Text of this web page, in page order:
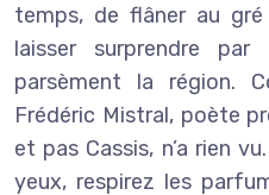
temps, de flâner au
laisser surprendre
parsèment la région.
Frédéric Mistral, poète
et pas Cassis, n’a rien
yeux, respirez les